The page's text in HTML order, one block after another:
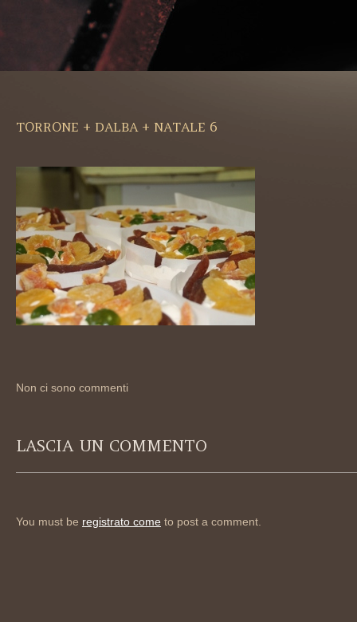
TORRONE + DALBA + NATALE 6
Non ci sono commenti
LASCIA UN COMMENTO
You must be registrato come to post a comment.